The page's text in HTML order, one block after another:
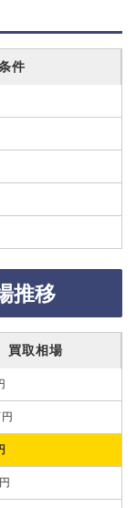
件
推移
買取相場